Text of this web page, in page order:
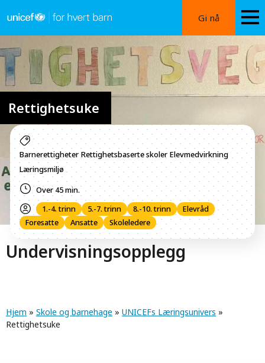
til
hovedinnhold
Gi nå
Rettighetsuke
Barnerettigheter Rettighetsbaserte skoler Elevmedvirkning
Læringsmiljø
Over 45 min.
1.-4. trinn
5.-7. trinn 8.-10. trinn
Elevråd
Foresatte
Ansatte Skoleledere
Undervisningsopplegg
Navigasjonssti
Hjem » Skole og barnehage » UNICEFs Læringsunivers »
Rettighetsuke